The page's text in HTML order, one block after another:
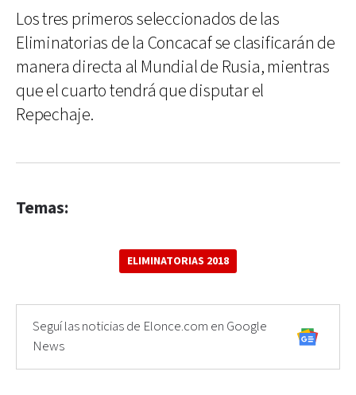
Los tres primeros seleccionados de las
Eliminatorias de la Concacaf se clasificarán de
manera directa al Mundial de Rusia, mientras
que el cuarto tendrá que disputar el
Repechaje.
Temas:
ELIMINATORIAS 2018
Seguí las noticias de Elonce.com en Google
News